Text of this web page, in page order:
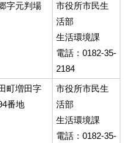
字元判場
市役所市民生
活部
生活環境課
電話：0182-35-
2184
町増田字
番地
市役所市民生
活部
生活環境課
電話：0182-35-